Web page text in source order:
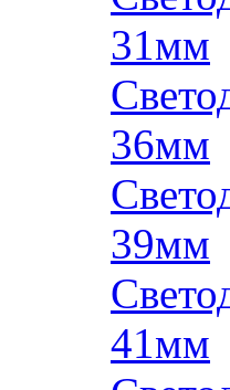
31мм
36мм
39мм
41мм